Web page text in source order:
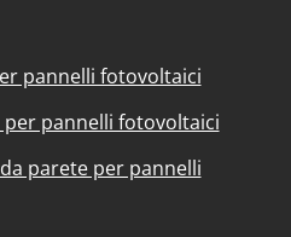
pannelli fotovoltaici
pannelli fotovoltaici
parete per pannelli